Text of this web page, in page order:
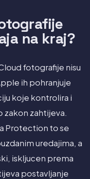
na kraj?
fotografije nisu
ih pohranjuje
koje kontrolira i
zakon zahtijeva.
Protection to se
uredajima, a
iskljucen prema
postavljanje